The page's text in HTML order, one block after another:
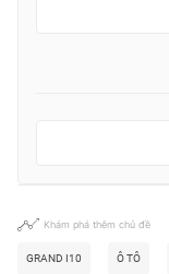
Khám phá thêm chủ đề
GRAND I10 Ô TÔ